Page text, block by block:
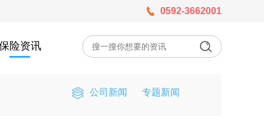
0592-3662001
险资讯
公司新闻 专题新闻